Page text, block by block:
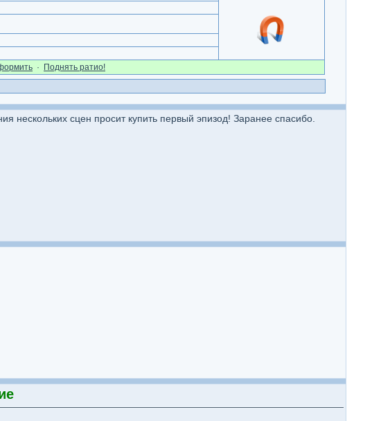
· Поднять ратио!
нескольких сцен просит купить первый эпизод! Заранее спасибо.